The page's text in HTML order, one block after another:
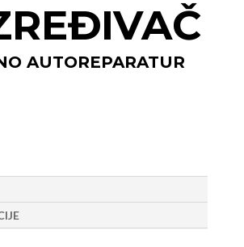
AUTOREPARATUR